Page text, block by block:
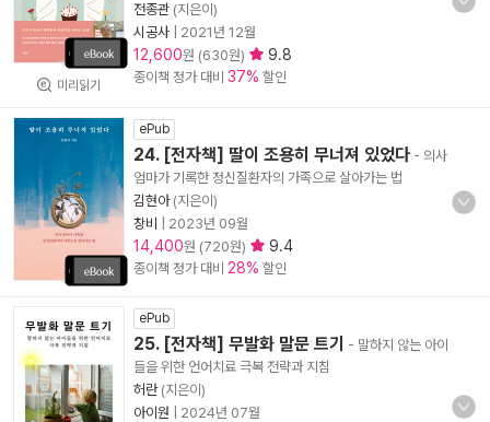
미리읽기
전종관 (지은이)
시공사
2021년 12월
12,600원 (630원) 9.8
종이책 정가 대비 37% 할인
ePub
24. [전자책] 딸이 조용히 무너져 있었다 - 의사
엄마가 기록한 정신질환자의 가족으로 살아가는 법
김현아(지은이)
창비
2023년 09월
14,400원 (720원) 9.4
종이책 정가 대비 28% 할인
ePub
25. [전자책] 무발화 말문 트기
- 말하지 않는 아이
들을 위한 언어치료 극복 전략과 지침
허란(지은이)
아이원
2024년 07월